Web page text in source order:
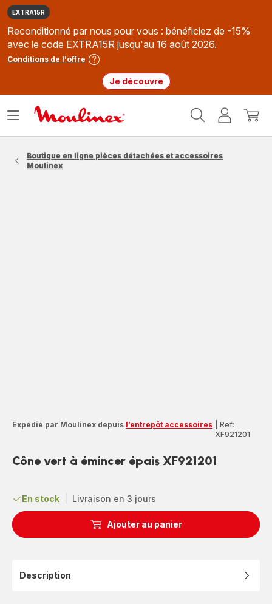
EXTRA15R
Reconditionné par nous pour vous : bénéficiez de -15%
avec le code EXTRA15R jusqu'au 16 août 2026.
Conditions de l'offre
Je découvre
MonMon
Ouvrir
Boutique en ligne pièces détachées et accessoires
Moulinex
Expédié par Moulinex depuis l’entrepôt accessoires
Ref:
XF921201
Cône vert à émincer épais XF921201
En stock Livraison en 3 jours
Ajouter au panier
Description